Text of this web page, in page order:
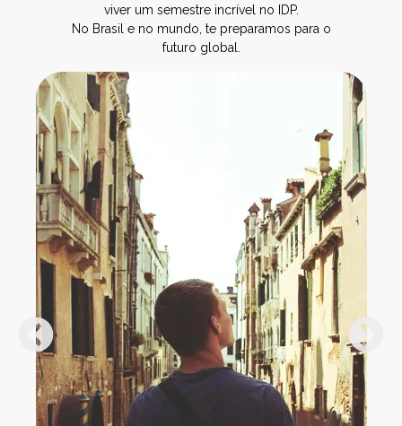
viver um semestre incrível no IDP.
No Brasil e no mundo, te preparamos para o
futuro global.